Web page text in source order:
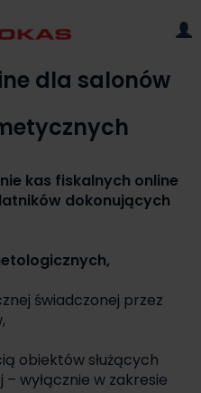
dla salonów
kas fiskalnych online
dokonujących
świadczonej przez
obiektów służących
wyłącznie w zakresie